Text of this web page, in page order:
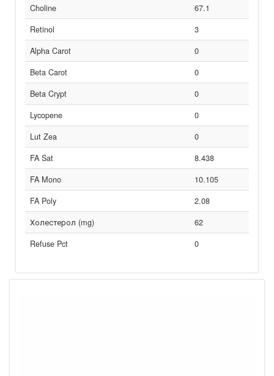
Choline
67.1
Retinol
3
Alpha Carot
0
Beta Carot
0
Beta Crypt
0
Lycopene
0
Lut Zea
0
FA Sat
8.438
FA Mono
10.105
FA Poly
2.08
Холестерол (mg)
62
Refuse Pct
0